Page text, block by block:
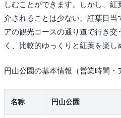
しむことができます。しかし、
介されることは少ない。紅葉目当
アの観光コースの通り道で行き
く、比較的ゆっくりと紅葉を楽し
円山公園の基本情報（営業時間・
名称 円山公園